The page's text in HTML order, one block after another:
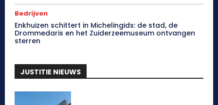
Bedrijven
Enkhuizen schittert in Michelingids: de stad, de
Drommedaris en het Zuiderzeemuseum ontvangen
sterren
JUSTITIE NIEUWS